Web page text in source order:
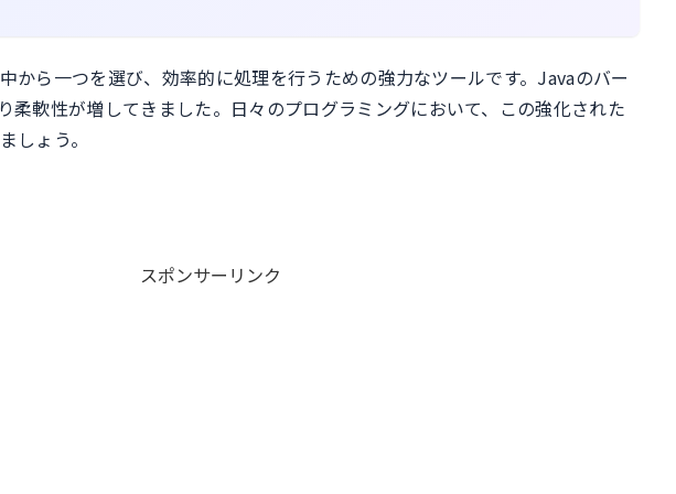
から一つを選び、効率的に処理を行うための強力なツールです。Javaのバー
柔軟性が増してきました。日々のプログラミングにおいて、この強化された
しょう。
スポンサーリンク